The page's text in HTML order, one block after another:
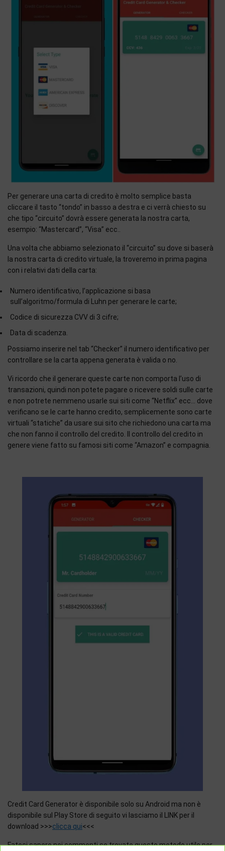
Per generare una carta di credito è molto semplice basta
cliccare il tasto “tondo” in basso a destra e ci verrà chiesto su
che tipo “circuito” dovrà essere generata la nostra carta,
esempio: “Mastercard”, “Visa” ecc..
Una volta che abbiamo selezionato il “circuito” su dove si baserà
la nostra carta di credito virtuale, la troveremo in prima pagina
con i relativi dati della carta:
Numero identificativo, l’applicazione si basa
sull’algoritmo/formula di Luhn per generare le carte;
Codice di sicurezza CVV di 3 cifre;
Data di scadenza.
Possiamo inserire nel tab “Checker” il numero identificativo per
controllare se la carta appena generata è valida o no.
Vi ricordo che il generare queste carte non comporta l’uso di
transazioni, quindi non potete pagare o ricevere soldi sulle carte
e non potrete nemmeno usarle sui siti come “Netflix” ecc… dove
verificano se le carte hanno credito, semplicemente sono carte
virtuali “statiche” da usare sui sito che richiedono una carta ma
che non fanno il controllo del credito. Il controllo del credito in
genere viene fatto su famosi siti come “Amazon” e compagnia.
Credit Card Generator è disponibile solo su Android ma non è
disponibile sul Play Store di seguito vi lasciamo il LINK per il
download >>>clicca qui<<<
Fateci sapere nei commenti se trovate questo metodo utile per